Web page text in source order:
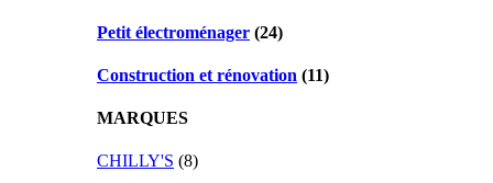
Petit électroménager (24)
Construction et rénovation (11)
MARQUES
CHILLY'S (8)